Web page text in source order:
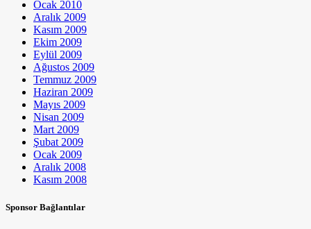
Ocak 2010
Aralık 2009
Kasım 2009
Ekim 2009
Eylül 2009
Ağustos 2009
Temmuz 2009
Haziran 2009
Mayıs 2009
Nisan 2009
Mart 2009
Şubat 2009
Ocak 2009
Aralık 2008
Kasım 2008
Sponsor Bağlantılar